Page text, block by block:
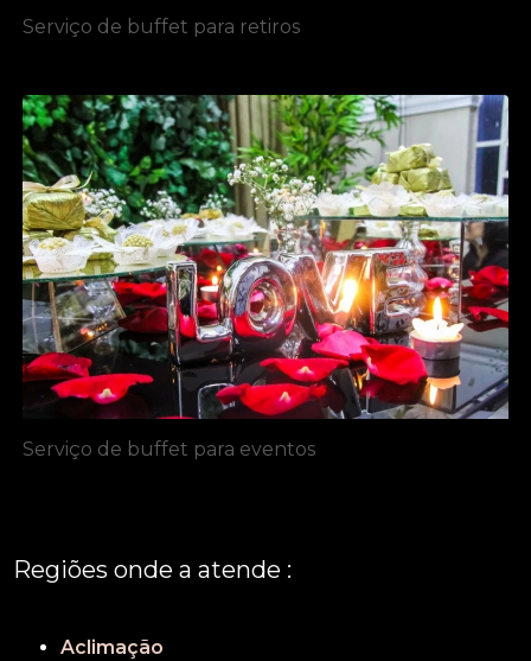
Serviço de buffet para retiros
Serviço de buffet para eventos
Regiões onde a atende :
Aclimação